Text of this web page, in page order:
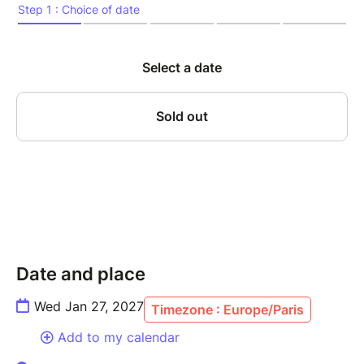
la concentration, l’écoute mutuelle et la sensibilité
atteignent leur paroxysme. Sur scène, Canonge,
contrebassiste au phrasé d’une précision redoutable,
en y infusant leurs racines créoles, latines, et leur
---------------
Date and place
Wed Jan 27, 2027 Timezone : Europe/Paris
Add to my calendar